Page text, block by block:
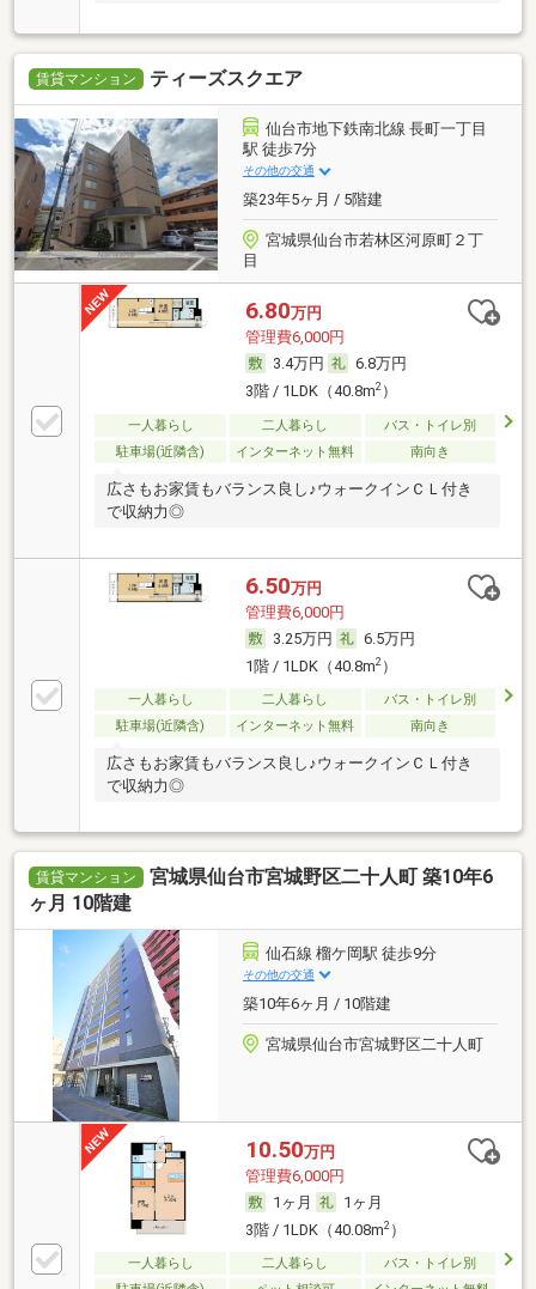
賃貸マンション ティーズスクエア
仙台市地下鉄南北線 長町一丁目
駅 徒歩7分
その他の交通
築23年5ヶ月 / 5階建
宮城県仙台市若林区河原町２丁
目
6.80万円
管理費6,000円
3.4万円
6.8万円
3階 / 1LDK（40.8m2）
一人暮らし 二人暮らし
バス・トイレ別
駐車場(近隣含)
インターネット無料 南向き
広さもお家賃もバランス良し♪ウォークインＣＬ付き
で収納力◎
6.50万円
管理費6,000円
3.25万円
6.5万円
1階 / 1LDK（40.8m2）
一人暮らし 二人暮らし
バス・トイレ別
駐車場(近隣含)
インターネット無料 南向き
広さもお家賃もバランス良し♪ウォークインＣＬ付き
で収納力◎
賃貸マンション
宮城県仙台市宮城野区二十人町 築10年6
ヶ月 10階建
仙石線 榴ケ岡駅 徒歩9分
その他の交通
築10年6ヶ月 / 10階建
宮城県仙台市宮城野区二十人町
10.50万円
管理費6,000円
1ヶ月
1ヶ月
3階 / 1LDK（40.08m2）
一人暮らし 二人暮らし
バス・トイレ別